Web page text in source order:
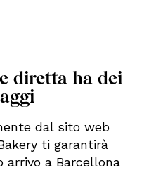
diretta ha dei
dal sito web
ti garantirà
a Barcellona